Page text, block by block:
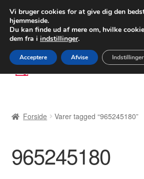
LEVERING fra
FEDEX
80 82 72 02
Spring
til
Spring
til
Betalinger
Kasse
Forside Varer tagged “965245180”
965245180
Vi bruger cookies for at give dig den
hjemmeside.
Du kan finde ud af mere om, hvilke
dem fra i indstillinger.
Acceptere Afvise Indstillinger